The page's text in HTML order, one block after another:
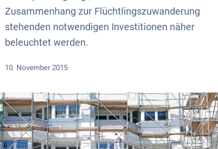
Zusammenhang zur Flüchtlingszuwanderung
stehenden notwendigen Investitionen näher
beleuchtet werden.
10. November 2015